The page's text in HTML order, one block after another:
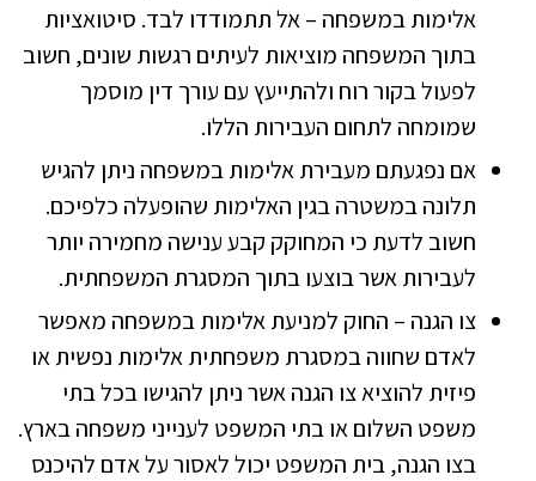
אלימות במשפחה – אל תתמודדו לבד. סיטואציות
בתוך המשפחה מוציאות לעיתים רגשות שונים, חשוב
לפעול בקור רוח ולהתייעץ עם עורך דין מוסמך
שמומחה לתחום העבירות הללו.
אם נפגעתם מעבירת אלימות במשפחה ניתן להגיש
תלונה במשטרה בגין האלימות שהופעלה כלפיכם.
חשוב לדעת כי המחוקק קבע ענישה מחמירה יותר
לעבירות אשר בוצעו בתוך המסגרת המשפחתית.
צו הגנה – החוק למניעת אלימות במשפחה מאפשר
לאדם שחווה במסגרת משפחתית אלימות נפשית או
פיזית להוציא צו הגנה אשר ניתן להגישו בכל בתי
משפט השלום או בתי המשפט לענייני משפחה בארץ.
בצו הגנה, בית המשפט יכול לאסור על אדם להיכנס